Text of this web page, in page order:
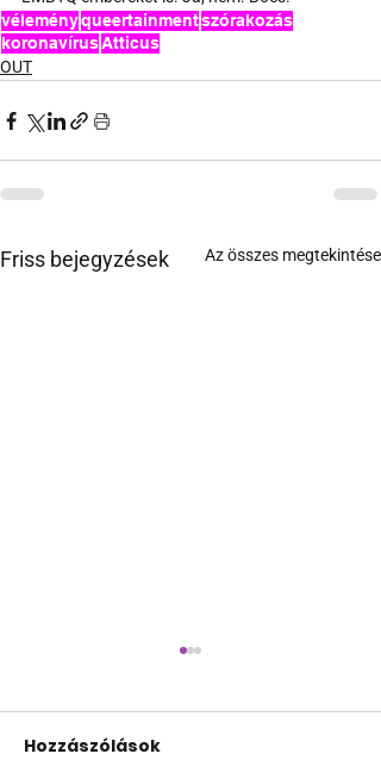
véleményqueertainmentszórakozás
koronavírusAtticus
OUT
Friss bejegyzések Az összes megtekintése
Hozzászólások